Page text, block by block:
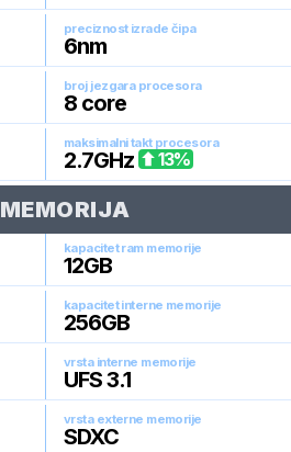
preciznost izrade čipa
6nm
broj jezgara procesora
8 core
maksimalni takt procesora
2.7GHz 13%
MEMORIJA
kapacitet ram memorije
12GB
kapacitet interne memorije
256GB
vrsta interne memorije
UFS 3.1
vrsta externe memorije
SDXC